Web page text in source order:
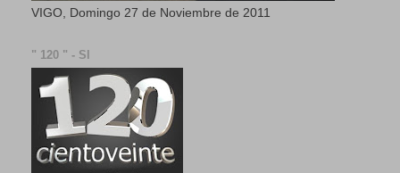
VIGO, Domingo 27 de Noviembre de 2011
" 120 " - SI